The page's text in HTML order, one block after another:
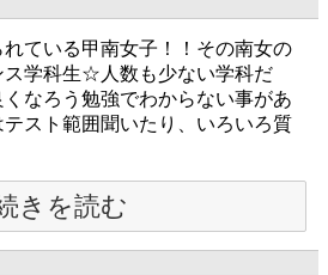
ている甲南女子！！その南女の
ス学科生☆人数も少ない学科だ
なろう勉強でわからない事があ
スト範囲聞いたり、いろいろ質
きを読む